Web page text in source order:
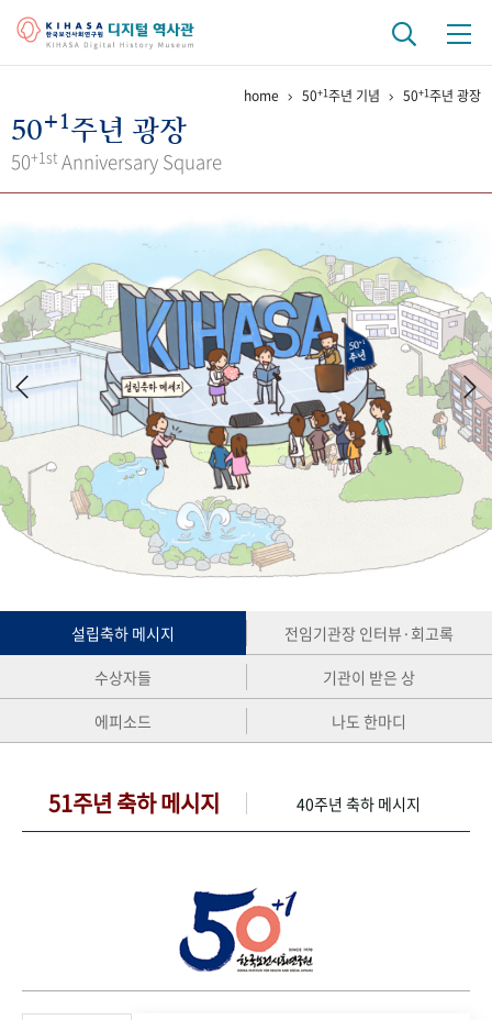
걸어온 길 기관 변천사
키워드로 보는 연구 역사
연구자들
간행물 변천사
기록물 아카이브
사진 아카이브 문서 기록물 행정박물 영상 기록물
50+1 주년 기념
성과 50선 숫자로 보는 50년 50
주년 광장
세계와 함께 한 KIHASA
VR 역사관
home 50+1주년 기념 50+1주년 광장
50+1주년 광장
50+1st Anniversary Square
설립축하 메시지
전임기관장 인터뷰·회고록
수상자들
기관이 받은 상
에피소드
나도 한마디
51주년 축하 메시지 40주년 축하 메시지